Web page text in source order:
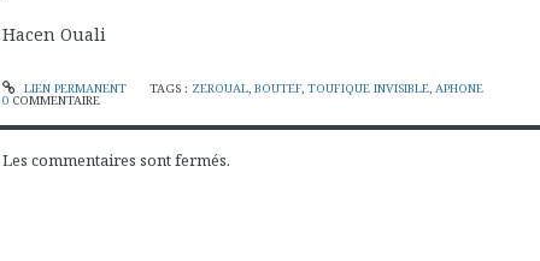
Hacen Ouali
LIEN PERMANENT TAGS : ZEROUAL, BOUTEF, TOUFIQUE INVISIBLE, APHONE
0 COMMENTAIRE
Les commentaires sont fermés.